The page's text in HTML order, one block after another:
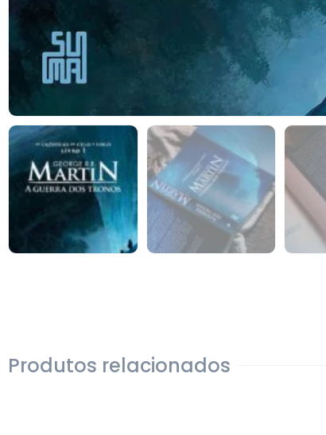
Produtos relacionados